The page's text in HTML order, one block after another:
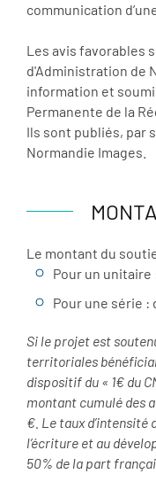
communication
Les avis favorables
d'Administration de
information et
Permanente de la
Ils sont publiés, par
Normandie Images.
Le montant du
Pour un unitaire
Pour une série :
Si le projet est
territoriales
dispositif du « 1€ du
montant cumulé des
€. Le taux d’intensité
l’écriture et au
50% de la part